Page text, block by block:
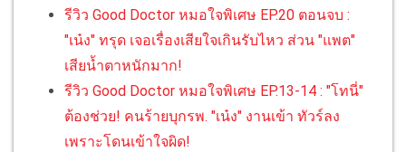
รีวิว Good Doctor หมอใจพิเศษ EP.20 ตอนจบ :
"เน๋ง" ทรุด เจอเรื่องเสียใจเกินรับไหว ส่วน "แพต"
เสียน้ำตาหนักมาก!
รีวิว Good Doctor หมอใจพิเศษ EP.13-14 : "โทนี่"
ต้องช่วย! คนร้ายบุกรพ. "เน๋ง" งานเข้า ทัวร์ลง
เพราะโดนเข้าใจผิด!